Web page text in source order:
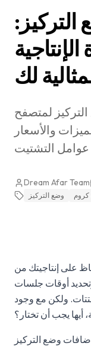
لك
لمتصفح
والأسعار
Dream Afar Team
وضع التركيز كروم
على إنتاجيتك من
أوقات جلسات
ولكن مع وجود
أيها يجب أن تختار؟
وضع التركيز